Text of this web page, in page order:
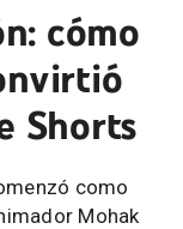
cómo
Shorts
como
Mohak